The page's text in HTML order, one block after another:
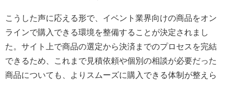
こうした声に応える形で、イベント業界向けの商品をオン
ラインで購入できる環境を整備することが決定されまし
た。サイト上で商品の選定から決済までのプロセスを完結
できるため、これまで見積依頼や個別の相談が必要だった
商品についても、よりスムーズに購入できる体制が整えら